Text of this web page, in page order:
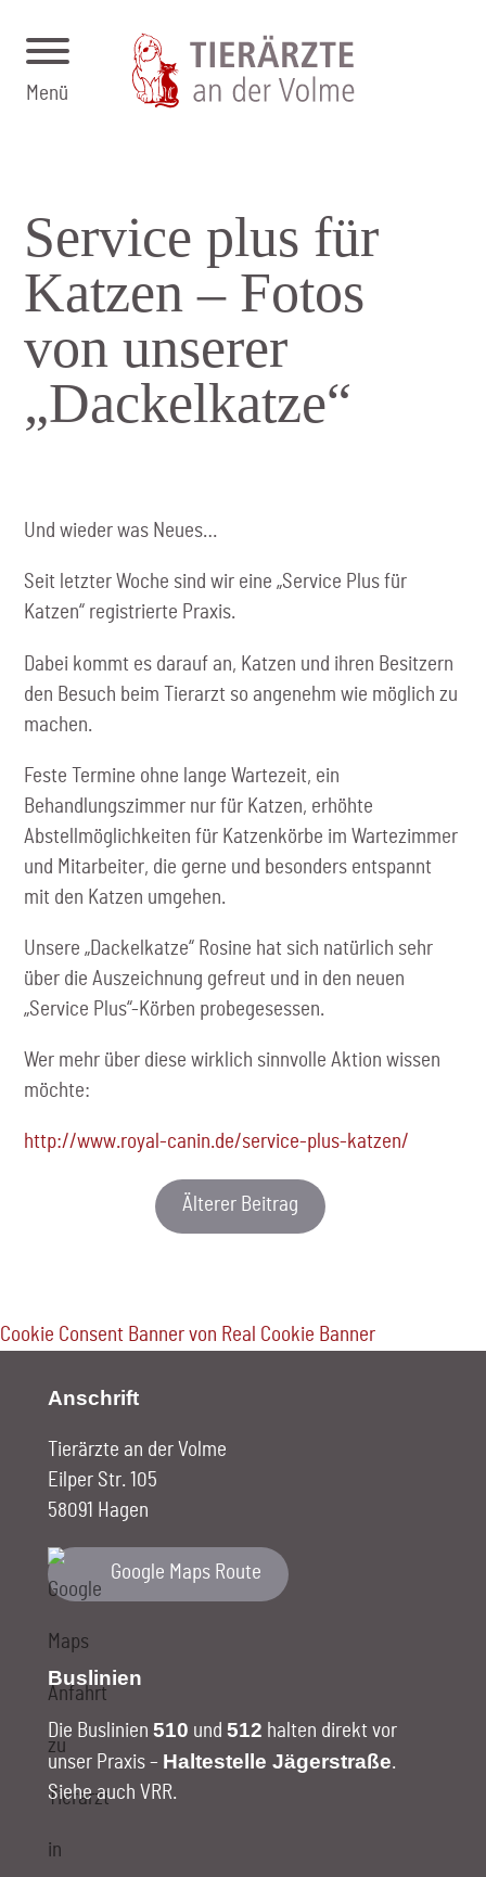
Menü
Service plus für
Katzen – Fotos
von unserer
„Dackel­katze“
Und wieder was Neues…
Seit letzter Woche sind wir eine „Service Plus für
Katzen“ registrierte Praxis.
Dabei kommt es darauf an, Katzen und ihren Besitzern
den Besuch beim Tierarzt so angenehm wie möglich zu
machen.
Feste Termine ohne lange Wartezeit, ein
Behandlungszimmer nur für Katzen, erhöhte
Abstellmöglichkeiten für Katzenkörbe im Wartezimmer
und Mitarbeiter, die gerne und besonders entspannt
mit den Katzen umgehen.
Unsere „Dackelkatze“ Rosine hat sich natürlich sehr
über die Auszeichnung gefreut und in den neuen
„Service Plus“-Körben probegesessen.
Wer mehr über diese wirklich sinnvolle Aktion wissen
möchte:
http://www.royal-canin.de/service-plus-katzen/
Älterer Beitrag
Cookie Consent Banner von Real Cookie Banner
Anschrift
Tierärzte an der Volme
Eilper Str. 105
58091 Hagen
Google Maps Route
Buslinien
Die Buslinien510 und512 halten direkt vor
unser Praxis – Haltestelle Jägerstraße.
Siehe auch VRR.